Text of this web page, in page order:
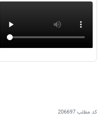
کد مطلب206697